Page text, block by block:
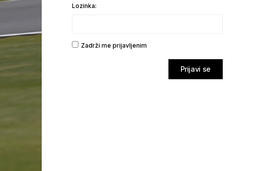
Lozinka:
Zadrži me prijavljenim
Prijavi se